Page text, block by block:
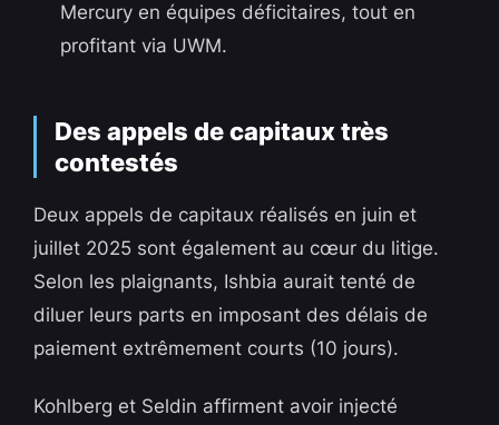
Mercury en équipes déficitaires, tout en
profitant via UWM.
Des appels de capitaux très
contestés
Deux appels de capitaux réalisés en juin et
juillet 2025 sont également au cœur du litige.
Selon les plaignants, Ishbia aurait tenté de
diluer leurs parts en imposant des délais de
paiement extrêmement courts (10 jours).
Kohlberg et Seldin affirment avoir injecté